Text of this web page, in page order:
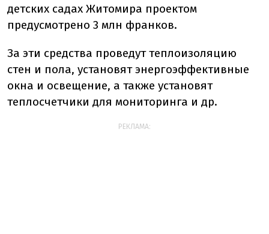
детских садах Житомира проектом
предусмотрено 3 млн франков.
За эти средства проведут теплоизоляцию
стен и пола, установят энергоэффективные
окна и освещение, а также установят
теплосчетчики для мониторинга и др.
РЕКЛАМА: